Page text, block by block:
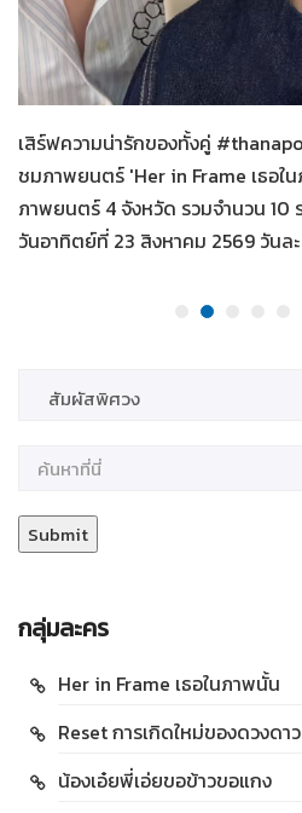
04-08-2569
Her in
เสิร์ฟความน่ารักของทั้งคู่
ชมภาพยนตร์ 'Her in Frame เธอใ
ภาพยนตร์ 4 จังหวัด รวมจำนวน 10
วันอาทิตย์ที่ 23 สิงหาคม 2569 วันละ
กลุ่มละคร
Her in Frame เธอในภาพนั้น
Reset การเกิดใหม่ของดวงดาว
น้องเอ๋ยพี่เอ่ยขอข้าวขอแกง